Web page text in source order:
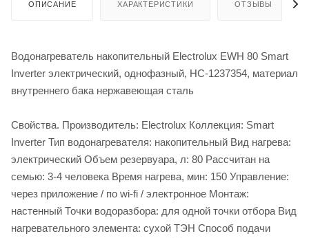
ОПИСАНИЕ ХАРАКТЕРИСТИКИ ОТЗЫВЫ
Водонагреватель накопительный Electrolux EWH 80 Smart
Inverter электрический, однофазный, НС-1237354, материал
внутреннего бака нержавеющая сталь
Свойства. Производитель: Electrolux Коллекция: Smart
Inverter Тип водонагревателя: накопительный Вид нагрева:
электрический Объем резервуара, л: 80 Рассчитан на
семью: 3-4 человека Время нагрева, мин: 150 Управление:
через приложение / по wi-fi / электронное Монтаж:
настенный Точки водоразбора: для одной точки отбора Вид
нагревательного элемента: сухой ТЭН Способ подачи